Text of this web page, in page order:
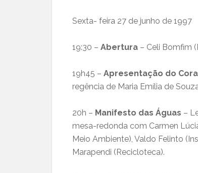
Sexta- feira 27 de junho de 1997
19:30 – Abertura – Celi Bomfim
19h45 – Apresentação do
regência de Maria Emília de
20h – Manifesto das Águas –
mesa-redonda com Carmen
Meio Ambiente), Valdo Felinto
Marapendi (Recicloteca).